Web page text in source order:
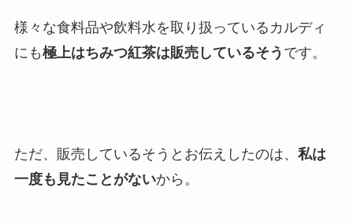
様々な食料品や飲料水を取り扱っているカルディ
にも極上はちみつ紅茶は販売しているそう です。
ただ、販売しているそうとお伝えしたのは、 私は
一度も見たことがないから。